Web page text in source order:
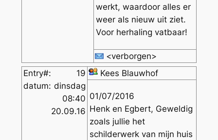
werkt, waardoor alles er
weer als nieuw uit ziet.
Voor herhaling vatbaar!
<verborgen>
Entry#:
19
datum: dinsdag
08:40
20.09.16
Kees Blauwhof
01/07/2016
Henk en Egbert, Geweldig
zoals jullie het
schilderwerk van mijn huis